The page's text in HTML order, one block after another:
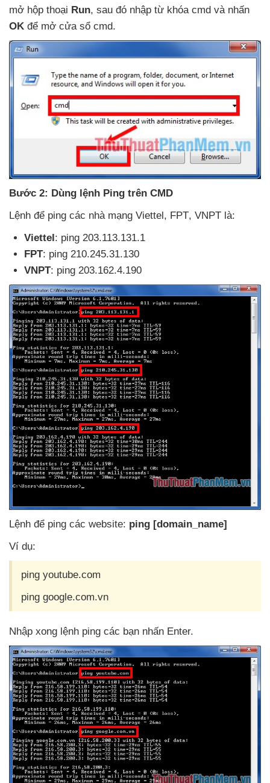
mở hộp thoại Run, sau đó nhập từ khóa cmd và nhấn
OK để mở cửa sổ cmd.
Bước 2: Dùng lệnh Ping trên CMD
Lệnh để ping các nhà mạng Viettel , FPT, VNPT là:
Viettel : ping 203.113.131.1
FPT: ping 210.245.31.130
VNPT: ping 203.162.4.190
Lệnh để ping các website: ping [domain_name]
Ví dụ:
ping youtube.com
ping google.com.vn
Nhập xong lệnh ping các bạn nhấn Enter.